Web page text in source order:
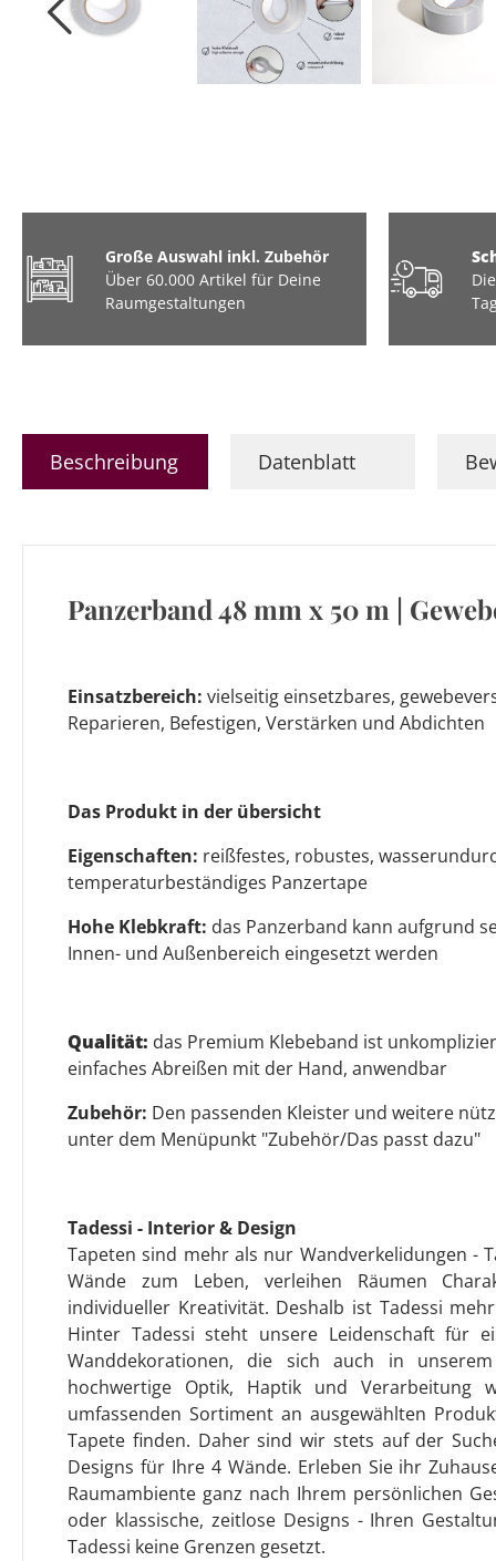
Marmor
Große Auswahl inkl. Zubehör
Über 60.000 Artikel für Deine
Raumgestaltungen
Beschreibung Datenblatt
Panzerband 48 mm x 50 m |
Einsatzbereich: vielseitig einsetzbares,
Reparieren, Befestigen, Verstärken und Abdichten
Das Produkt in der übersicht
Eigenschaften: reißfestes, robustes,
temperaturbeständiges Panzertape
Hohe Klebkraft: das Panzerband kann aufgrund
Innen- und Außenbereich eingesetzt werden
Qualität: das Premium Klebeband ist
einfaches Abreißen mit der Hand, anwendbar
Zubehör: Den passenden Kleister und weitere
unter dem Menüpunkt "Zubehör/Das passt dazu"
Tadessi - Interior & Design
Tapeten sind mehr als nur Wandverkelidungen -
Wände zum Leben, verleihen Räumen
individueller Kreativität. Deshalb ist Tadessi
Hinter Tadessi steht unsere Leidenschaft für
Wanddekorationen, die sich auch in
hochwertige Optik, Haptik und Verarbeitung
umfassenden Sortiment an ausgewählten
Tapete finden. Daher sind wir stets auf der
Designs für Ihre 4 Wände. Erleben Sie ihr
Raumambiente ganz nach Ihrem persönlichen
oder klassische, zeitlose Designs - Ihren
Tadessi keine Grenzen gesetzt.